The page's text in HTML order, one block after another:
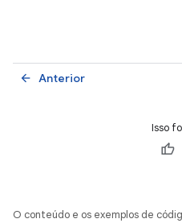
Anterior
arrow_back
Isso
O conteúdo e os exemplos de